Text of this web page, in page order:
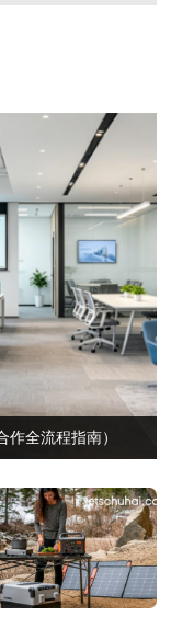
全流程指南）